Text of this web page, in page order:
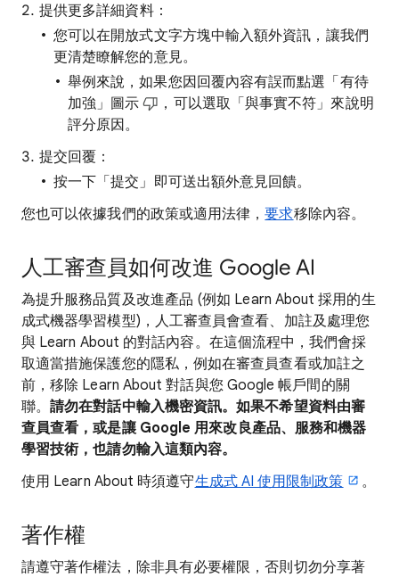
提供更多詳細資料：
您可以在開放式文字方塊中輸入額外資訊，讓我們
更清楚瞭解您的意見。
舉例來說，如果您因回覆內容有誤而點選「有待
加強」圖示
，可以選取「與事實不符」來說明
評分原因。
提交回覆：
按一下「提交」 即可送出額外意見回饋。
您也可以依據我們的政策或適用法律，要求移除內容。
人工審查員如何改進 Google AI
為提升服務品質及改進產品 (例如 Learn About 採用的生
成式機器學習模型)，人工審查員會查看、加註及處理您
與 Learn About 的對話內容。在這個流程中，我們會採
取適當措施保護您的隱私，例如在審查員查看或加註之
前，移除 Learn About 對話與您 Google 帳戶間的關
聯。請勿在對話中輸入機密資訊。如果不希望資料由審
查員查看，或是讓 Google 用來改良產品、服務和機器
學習技術，也請勿輸入這類內容。
使用 Learn About 時須遵守生成式 AI 使用限制政策 。
著作權
請遵守著作權法，除非具有必要權限，否則切勿分享著